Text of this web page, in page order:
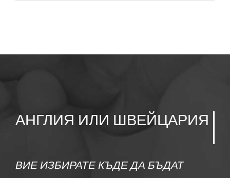
АНГЛИЯ ИЛИ ШВЕЙЦАРИЯ
ВИЕ ИЗБИРАТЕ КЪДЕ ДА БЪДАТ